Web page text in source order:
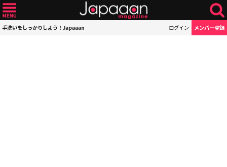
手洗いをしっかりしよう！Japaaan ログイン メンバー登録